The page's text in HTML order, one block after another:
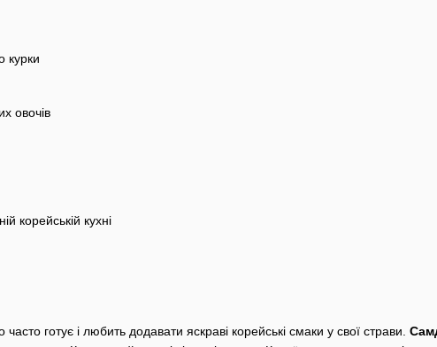
курки
овочів
корейській кухні
готує і любить додавати яскраві корейські смаки у свої страви.